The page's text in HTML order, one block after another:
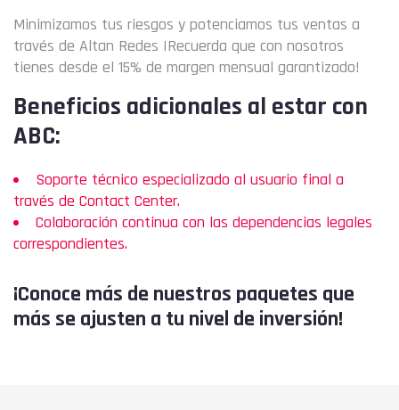
Minimizamos tus riesgos y potenciamos tus ventas a
través de Altan Redes ¡Recuerda que con nosotros
tienes desde el 15% de margen mensual garantizado!
Beneficios adicionales al estar con
ABC:
Soporte técnico especializado al usuario final a
través de Contact Center.
Colaboración continua con las dependencias legales
correspondientes.
¡Conoce más de nuestros paquetes que
más se ajusten a tu nivel de inversión!